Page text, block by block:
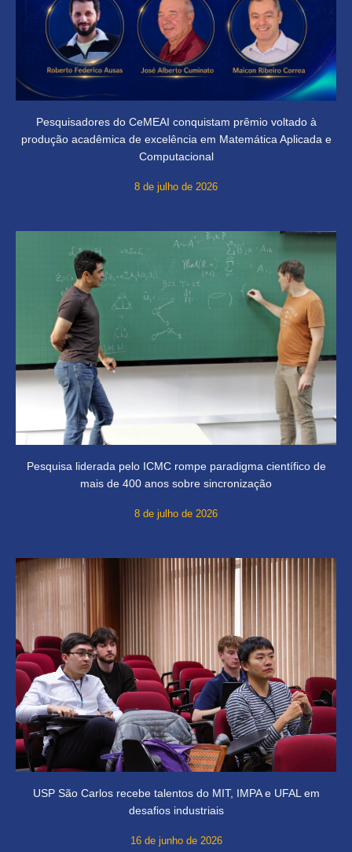
Pesquisadores do CeMEAI conquistam prêmio voltado à
produção acadêmica de excelência em Matemática Aplicada e
Computacional
8 de julho de 2026
Pesquisa liderada pelo ICMC rompe paradigma científico de
mais de 400 anos sobre sincronização
8 de julho de 2026
USP São Carlos recebe talentos do MIT, IMPA e UFAL em
desafios industriais
16 de junho de 2026